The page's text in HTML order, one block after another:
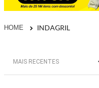
INDAGRIL
MAIS RECENTES